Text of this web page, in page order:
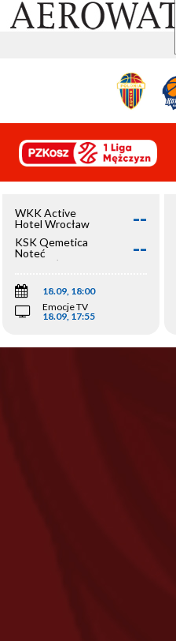
WKK Active
Hotel Wrocław
--
KSK Qemetica
Noteć
Inowrocław
--
18.09, 18:00
Emocje TV
18.09, 17:55